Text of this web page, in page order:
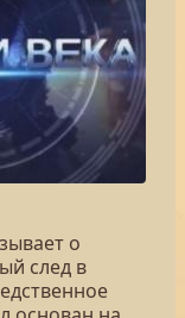
о
след в